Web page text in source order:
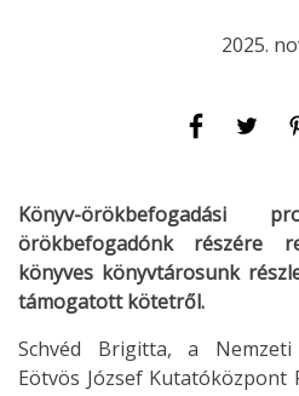
2025.
Könyv-örökbefogadási
örökbefogadónk részére
könyves könyvtárosunk
támogatott kötetről.
Schvéd Brigitta, a Nemzeti
Eötvös József Kutatóközpont